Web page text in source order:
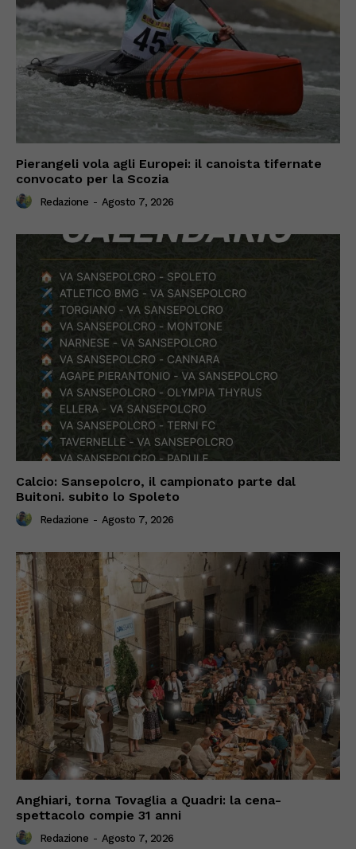
Pierangeli vola agli Europei: il canoista tifernate
convocato per la Scozia
Redazione - Agosto 7, 2026
Calcio: Sansepolcro, il campionato parte dal
Buitoni. subito lo Spoleto
Redazione - Agosto 7, 2026
Anghiari, torna Tovaglia a Quadri: la cena-
spettacolo compie 31 anni
Redazione - Agosto 7, 2026